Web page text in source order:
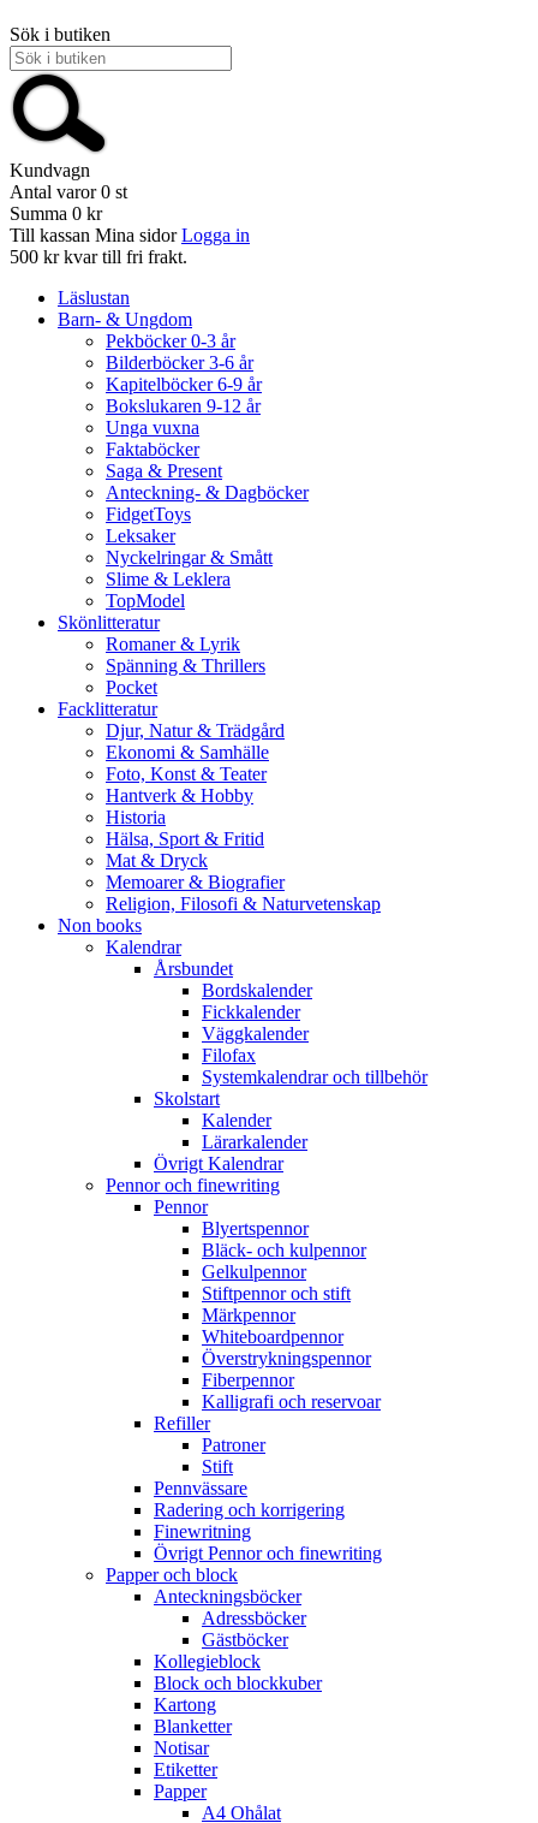
Sök i butiken
Kundvagn
Antal varor 0 st
Summa 0 kr
Till kassan Mina sidor Logga in
500 kr kvar till fri frakt.
Läslustan
Barn- & Ungdom
Pekböcker 0-3 år
Bilderböcker 3-6 år
Kapitelböcker 6-9 år
Bokslukaren 9-12 år
Unga vuxna
Faktaböcker
Saga & Present
Anteckning- & Dagböcker
FidgetToys
Leksaker
Nyckelringar & Smått
Slime & Leklera
TopModel
Skönlitteratur
Romaner & Lyrik
Spänning & Thrillers
Pocket
Facklitteratur
Djur, Natur & Trädgård
Ekonomi & Samhälle
Foto, Konst & Teater
Hantverk & Hobby
Historia
Hälsa, Sport & Fritid
Mat & Dryck
Memoarer & Biografier
Religion, Filosofi & Naturvetenskap
Non books
Kalendrar
Årsbundet
Bordskalender
Fickkalender
Väggkalender
Filofax
Systemkalendrar och tillbehör
Skolstart
Kalender
Lärarkalender
Övrigt Kalendrar
Pennor och finewriting
Pennor
Blyertspennor
Bläck- och kulpennor
Gelkulpennor
Stiftpennor och stift
Märkpennor
Whiteboardpennor
Överstrykningspennor
Fiberpennor
Kalligrafi och reservoar
Refiller
Patroner
Stift
Pennvässare
Radering och korrigering
Finewritning
Övrigt Pennor och finewriting
Papper och block
Anteckningsböcker
Adressböcker
Gästböcker
Kollegieblock
Block och blockkuber
Kartong
Blanketter
Notisar
Etiketter
Papper
A4 Ohålat